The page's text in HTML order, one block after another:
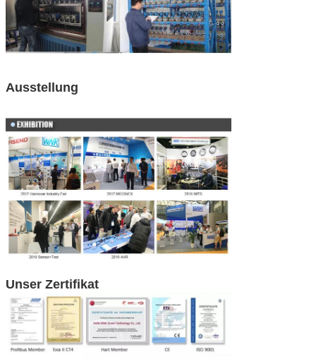
Ausstellung
Unser Zertifikat